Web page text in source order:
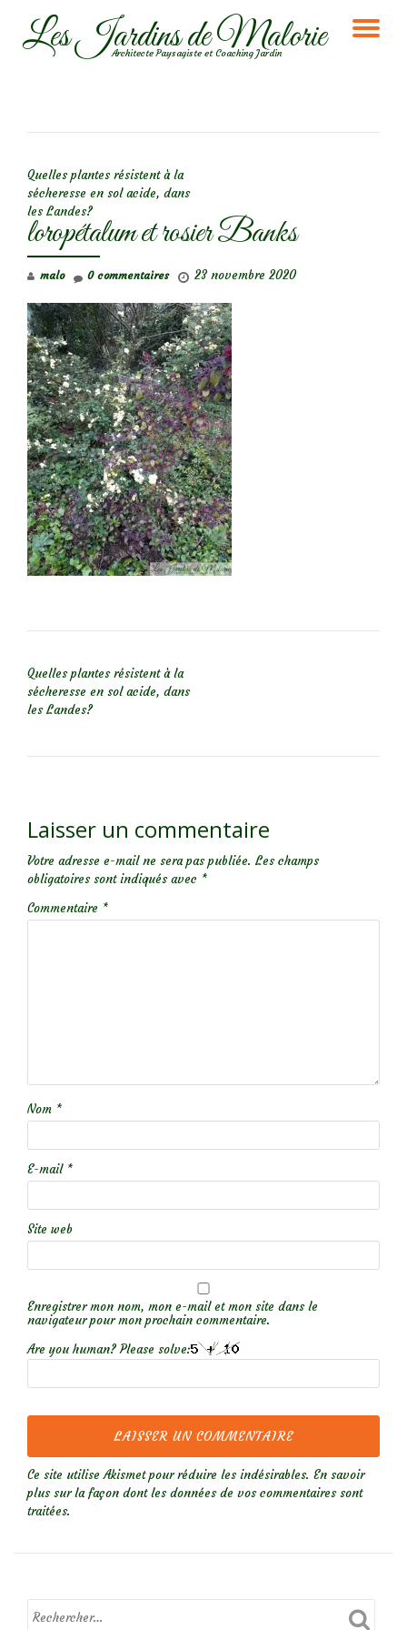
AllerLes Jardins de Malorie
Architecte Paysagiste et Coaching Jardin
Quelles plantes résistent à la
sécheresse en sol acide, dans
les Landes?
loropétalum et rosier Banks
malo 23 novembre 2020
0 commentaires
Quelles plantes résistent à la
sécheresse en sol acide, dans
les Landes?
Laisser un commentaire
Votre adresse e-mail ne sera pas publiée. Les champs
obligatoires sont indiqués avec *
Commentaire *
Nom *
E-mail *
Site web
Enregistrer mon nom, mon e-mail et mon site dans le
navigateur pour mon prochain commentaire.
Are you human? Please solve:
Ce site utilise Akismet pour réduire les indésirables. En savoir
plus sur la façon dont les données de vos commentaires sont
traitées.